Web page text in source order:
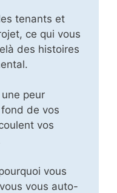
tenants et
ce qui vous
des histoires
peur
de vos
vos
vous
vous vous auto-